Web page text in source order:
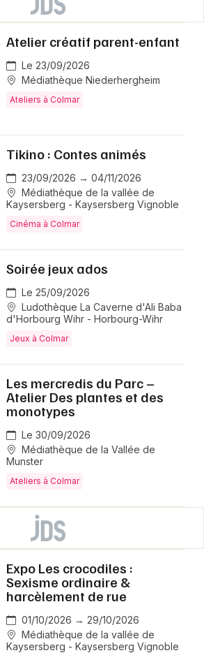
Atelier créatif parent-enfant
Le 23/09/2026
Médiathèque Niederhergheim
Ateliers à Colmar
Tikino : Contes animés
23/09/2026 → 04/11/2026
Médiathèque de la vallée de
Kaysersberg - Kaysersberg Vignoble
Cinéma à Colmar
Soirée jeux ados
Le 25/09/2026
Ludothèque La Caverne d'Ali Baba
d'Horbourg Wihr - Horbourg-Wihr
Jeux à Colmar
Les mercredis du Parc –
Atelier Des plantes et des
monotypes
Le 30/09/2026
Médiathèque de la Vallée de
Munster
Ateliers à Colmar
Expo Les crocodiles :
Sexisme ordinaire &
harcèlement de rue
01/10/2026 → 29/10/2026
Médiathèque de la vallée de
Kaysersberg - Kaysersberg Vignoble